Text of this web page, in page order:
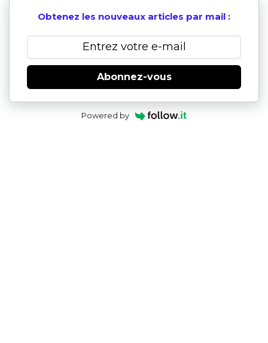
Obtenez les nouveaux articles par mail :
Abonnez-vous
Powered by